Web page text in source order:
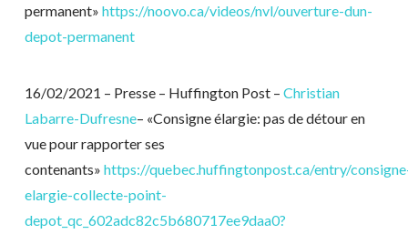
permanent» https://noovo.ca/videos/nvl/ouverture-dun-
depot-permanent
16/02/2021 – Presse – Huffington Post – Christian
Labarre-Dufresne– «Consigne élargie: pas de détour en
vue pour rapporter ses
contenants» https://quebec.huffingtonpost.ca/entry/
elargie-collecte-point-
depot_qc_602adc82c5b680717ee9daa0?